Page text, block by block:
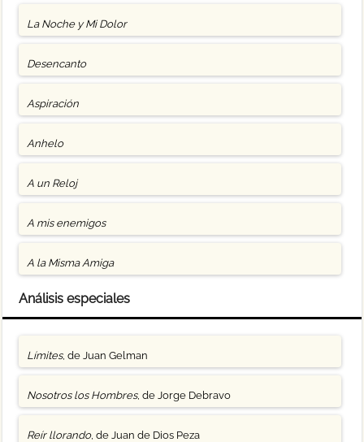
La Noche y Mi Dolor
Desencanto
Aspiración
Anhelo
A un Reloj
A mis enemigos
A la Misma Amiga
Análisis especiales
Límites, de Juan Gelman
Nosotros los Hombres, de Jorge Debravo
Reír llorando, de Juan de Dios Peza